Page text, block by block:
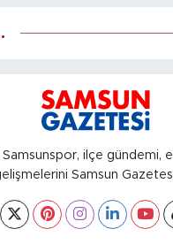
Samsunspor, ilçe gündemi,
Samsun